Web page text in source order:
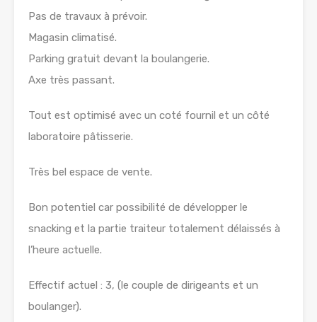
Pas de travaux à prévoir.
Magasin climatisé.
Parking gratuit devant la boulangerie.
Axe très passant.
Tout est optimisé avec un coté fournil et un côté
laboratoire pâtisserie.
Très bel espace de vente.
Bon potentiel car possibilité de développer le
snacking et la partie traiteur totalement délaissés à
l’heure actuelle.
Effectif actuel : 3, (le couple de dirigeants et un
boulanger).